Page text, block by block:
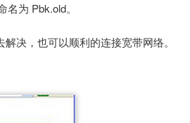
为 Pbk.old。
决，也可以顺利的连接宽带网络。